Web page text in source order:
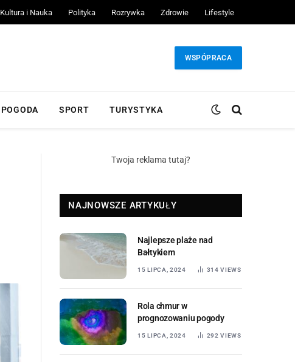
Kultura i Nauka Polityka Rozrywka Zdrowie Lifestyle
WSPÓPRACA
POGODA SPORT TURYSTYKA
Twoja reklama tutaj?
NAJNOWSZE ARTYKUŁY
Najlepsze plaże nad
Bałtykiem
15 LIPCA, 2024 314VIEWS
Rola chmur w
prognozowaniu pogody
15 LIPCA, 2024 292VIEWS